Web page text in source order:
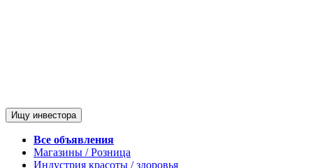
Ищу инвестора
Все объявления
Магазины / Розница
Индустрия красоты / здоровья